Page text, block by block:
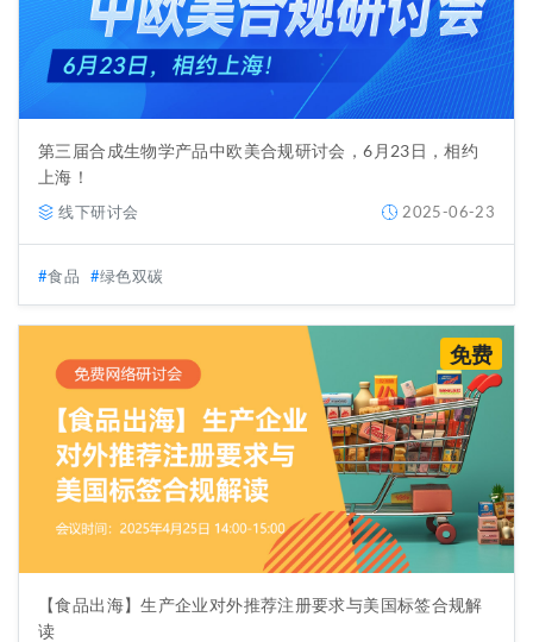
第三届合成生物学产品中欧美合规研讨会，6月23日，相约
上海！
线下研讨会 2025-06-23
食品 绿色双碳
免费
【食品出海】生产企业对外推荐注册要求与美国标签合规解
读